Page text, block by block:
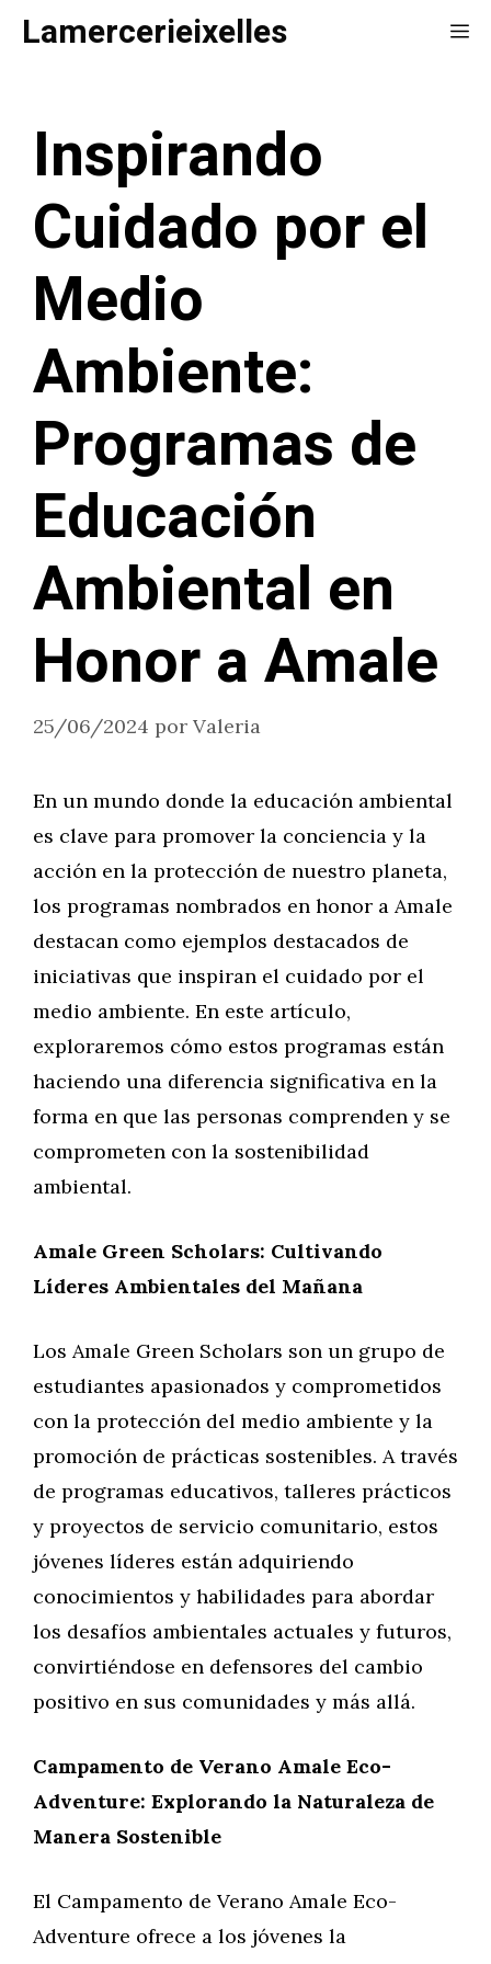
SaltarLamercerieixelles
Inspirando
Cuidado por el
Medio
Ambiente:
Programas de
Educación
Ambiental en
Honor a Amale
25/06/2024 por Valeria
En un mundo donde la educación ambiental
es clave para promover la conciencia y la
acción en la protección de nuestro planeta,
los programas nombrados en honor a Amale
destacan como ejemplos destacados de
iniciativas que inspiran el cuidado por el
medio ambiente. En este artículo,
exploraremos cómo estos programas están
haciendo una diferencia significativa en la
forma en que las personas comprenden y se
comprometen con la sostenibilidad
ambiental.
Amale Green Scholars: Cultivando
Líderes Ambientales del Mañana
Los Amale Green Scholars son un grupo de
estudiantes apasionados y comprometidos
con la protección del medio ambiente y la
promoción de prácticas sostenibles. A través
de programas educativos, talleres prácticos
y proyectos de servicio comunitario, estos
jóvenes líderes están adquiriendo
conocimientos y habilidades para abordar
los desafíos ambientales actuales y futuros,
convirtiéndose en defensores del cambio
positivo en sus comunidades y más allá.
Campamento de Verano Amale Eco-
Adventure: Explorando la Naturaleza de
Manera Sostenible
El Campamento de Verano Amale Eco-
Adventure ofrece a los jóvenes la